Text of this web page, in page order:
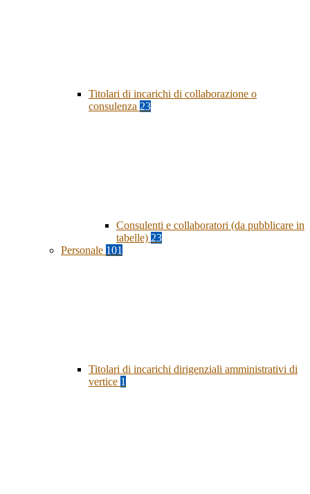
Titolari di incarichi di collaborazione o
consulenza 23
Consulenti e collaboratori (da pubblicare in
tabelle) 23
Personale 101
Titolari di incarichi dirigenziali amministrativi di
vertice 1